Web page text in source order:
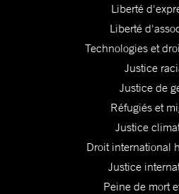
Liberté
Liberté
Technologies et
Justice
Justice de
Réfugiés et
Justice
Droit international
Justice
Peine de mort